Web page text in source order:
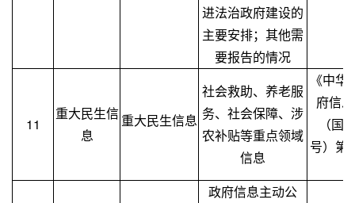
进法治政府建设的
主要安排；其他需
要报告的情况
11
重大民生信
息
重大民生信息
社会救助、养老服
务、社会保障、涉
农补贴等重点领域
信息
《中
府信
（国
号）第
政府信息主动公